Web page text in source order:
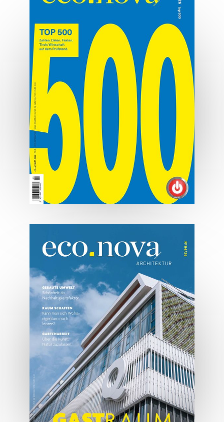
Alltagstauglich
MEHR ERFAHREN
07/2026
Tirols Top 500 - Juli/August
2026
JETZT BESTELLEN
ONLINE LESEN